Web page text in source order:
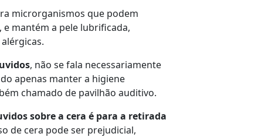
microrganismos que podem
mantém a pele lubrificada,
, não se fala necessariamente
apenas manter a higiene
chamado de pavilhão auditivo.
sobre a cera é para a retirada
de cera pode ser prejudicial,